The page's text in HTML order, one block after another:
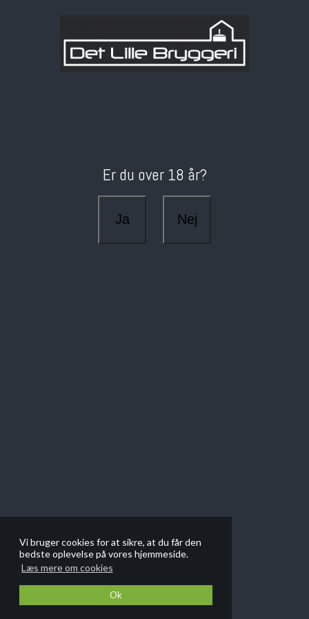
Vi bruger cookies for at sikre, at du får den
bedste oplevelse på vores hjemmeside.
Læs mere om cookies
Ok
Er du over 18 år?
Ja Nej